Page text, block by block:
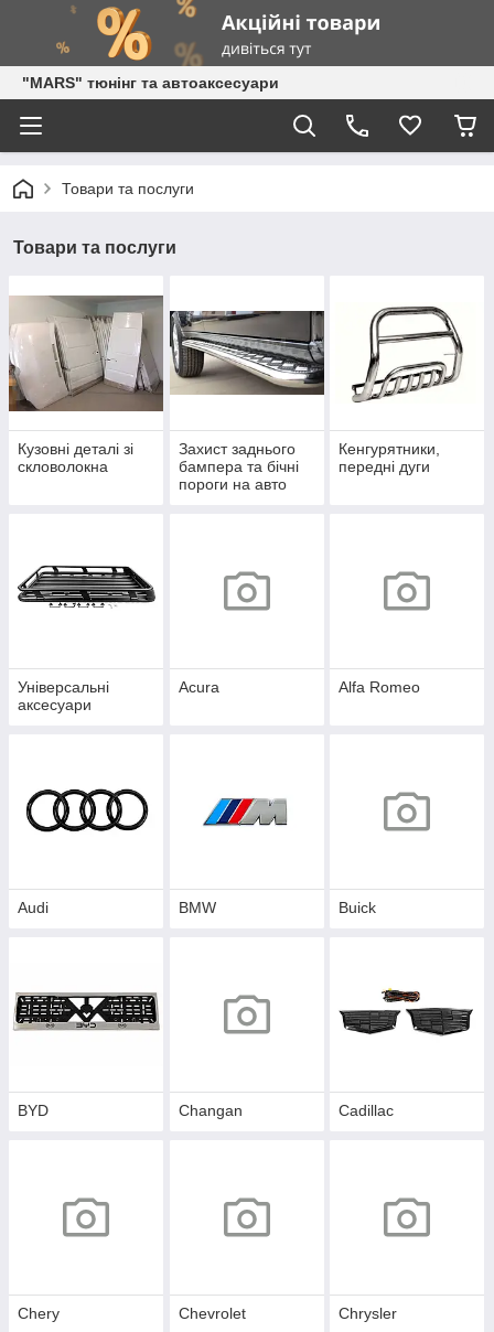
"MARS" тюнінг та автоаксесуари
Товари та послуги
Товари та послуги
Кузовні деталі зі
скловолокна
Захист заднього
бампера та бічні
пороги на авто
Кенгурятники,
передні дуги
Універсальні
аксесуари
Acura Alfa Romeo
Audi BMW Buick
BYD Changan Cadillac
Chery Chevrolet Chrysler